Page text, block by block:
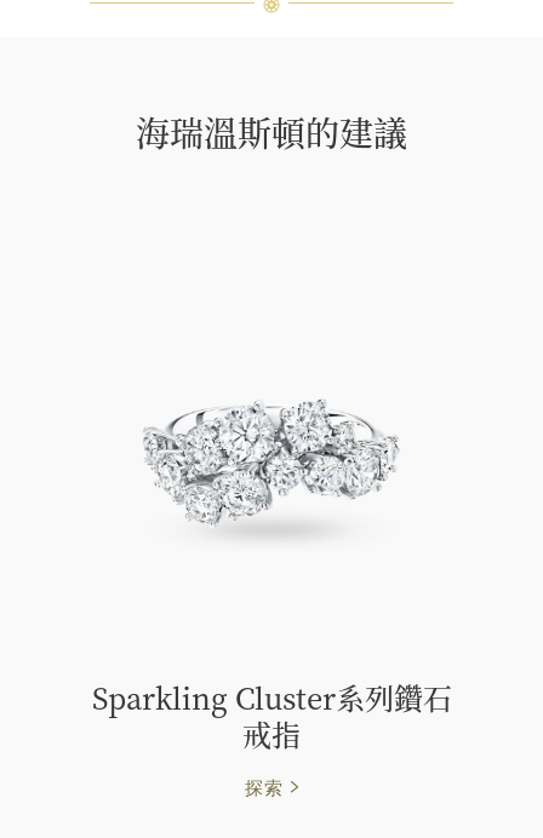
海瑞溫斯頓的建議
Sparkling Cluster系列鑽石
戒指
探索